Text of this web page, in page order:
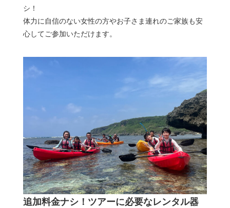
シ！
体力に自信のない女性の方やお子さま連れのご家族も安
心してご参加いただけます。
追加料金ナシ！ツアーに必要なレンタル器